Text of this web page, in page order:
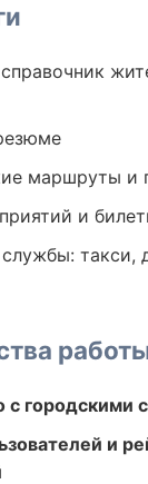
маршруты и
и
такси,
с городскими
и